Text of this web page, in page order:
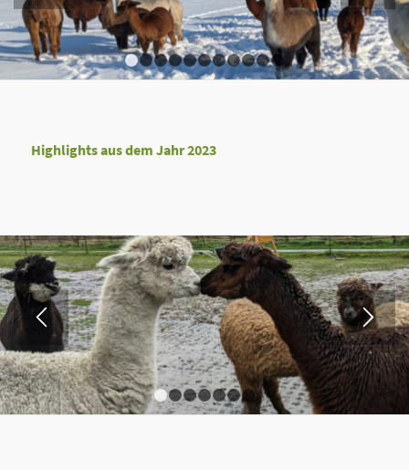
1 2 3 4 5 6 7 8 9 1011
Highlights aus dem Jahr 2023
1 2 3 4 5 6 7